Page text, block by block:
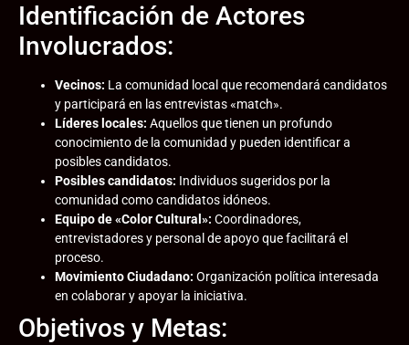
Identificación de Actores
Involucrados:
Vecinos: La comunidad local que recomendará candidatos
y participará en las entrevistas «match».
Líderes locales: Aquellos que tienen un profundo
conocimiento de la comunidad y pueden identificar a
posibles candidatos.
Posibles candidatos: Individuos sugeridos por la
comunidad como candidatos idóneos.
Equipo de «Color Cultural»: Coordinadores,
entrevistadores y personal de apoyo que facilitará el
proceso.
Movimiento Ciudadano: Organización política interesada
en colaborar y apoyar la iniciativa.
Objetivos y Metas: